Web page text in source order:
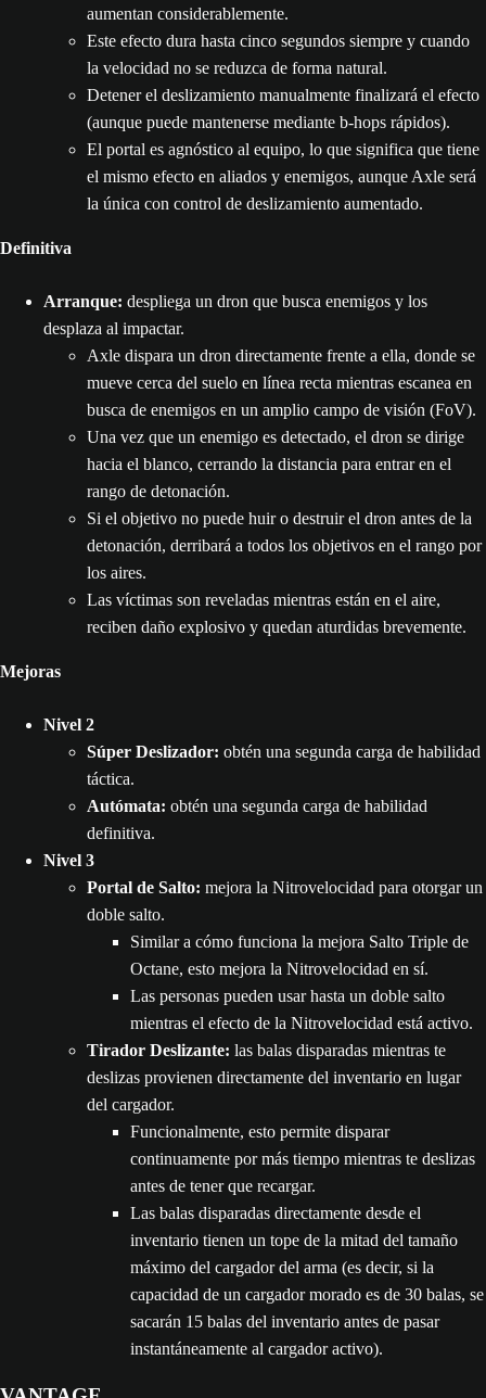
aumentan considerablemente.
Este efecto dura hasta cinco segundos siempre y cuando
la velocidad no se reduzca de forma natural.
Detener el deslizamiento manualmente finalizará el efecto
(aunque puede mantenerse mediante b-hops rápidos).
El portal es agnóstico al equipo, lo que significa que tiene
el mismo efecto en aliados y enemigos, aunque Axle será
la única con control de deslizamiento aumentado.
Definitiva
Arranque: despliega un dron que busca enemigos y los
desplaza al impactar.
Axle dispara un dron directamente frente a ella, donde se
mueve cerca del suelo en línea recta mientras escanea en
busca de enemigos en un amplio campo de visión (FoV).
Una vez que un enemigo es detectado, el dron se dirige
hacia el blanco, cerrando la distancia para entrar en el
rango de detonación.
Si el objetivo no puede huir o destruir el dron antes de la
detonación, derribará a todos los objetivos en el rango por
los aires.
Las víctimas son reveladas mientras están en el aire,
reciben daño explosivo y quedan aturdidas brevemente.
Mejoras
Nivel 2
Súper Deslizador: obtén una segunda carga de habilidad
táctica.
Autómata: obtén una segunda carga de habilidad
definitiva.
Nivel 3
Portal de Salto: mejora la Nitrovelocidad para otorgar un
doble salto.
Similar a cómo funciona la mejora Salto Triple de
Octane, esto mejora la Nitrovelocidad en sí.
Las personas pueden usar hasta un doble salto
mientras el efecto de la Nitrovelocidad está activo.
Tirador Deslizante: las balas disparadas mientras te
deslizas provienen directamente del inventario en lugar
del cargador.
Funcionalmente, esto permite disparar
continuamente por más tiempo mientras te deslizas
antes de tener que recargar.
Las balas disparadas directamente desde el
inventario tienen un tope de la mitad del tamaño
máximo del cargador del arma (es decir, si la
capacidad de un cargador morado es de 30 balas, se
sacarán 15 balas del inventario antes de pasar
instantáneamente al cargador activo).